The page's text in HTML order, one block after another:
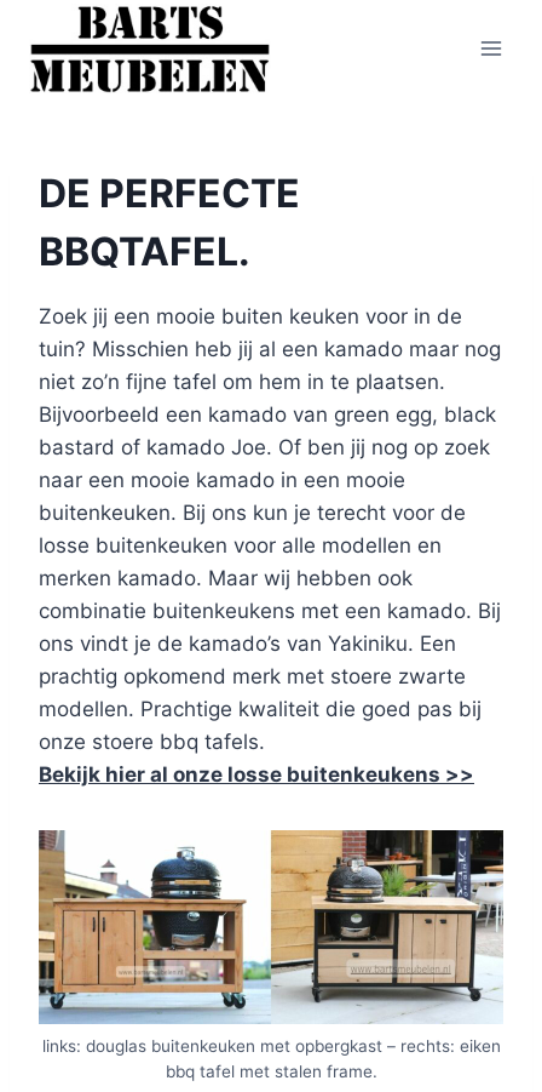
Doorgaan
naar
inhoud
DE PERFECTE
BBQTAFEL.
Zoek jij een mooie buiten keuken voor in de
tuin? Misschien heb jij al een kamado maar nog
niet zo’n fijne tafel om hem in te plaatsen.
Bijvoorbeeld een kamado van green egg, black
bastard of kamado Joe. Of ben jij nog op zoek
naar een mooie kamado in een mooie
buitenkeuken. Bij ons kun je terecht voor de
losse buitenkeuken voor alle modellen en
merken kamado. Maar wij hebben ook
combinatie buitenkeukens met een kamado. Bij
ons vindt je de kamado’s van Yakiniku. Een
prachtig opkomend merk met stoere zwarte
modellen. Prachtige kwaliteit die goed pas bij
onze stoere bbq tafels.
Bekijk hier al onze losse buitenkeukens >>
links: douglas buitenkeuken met opbergkast – rechts: eiken
bbq tafel met stalen frame.